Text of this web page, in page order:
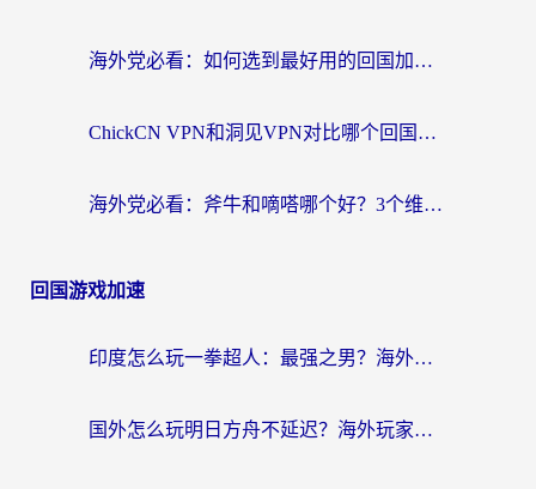
海外党必看：如何选到最好用的回国加速器？从节点到售后的全维度指南
ChickCN VPN和洞见VPN对比哪个回国效果更好？海外党亲测3款加速器+避坑指南
海外党必看：斧牛和嘀嗒哪个好？3个维度教你选对回国加速器
回国游戏加速
印度怎么玩一拳超人：最强之男？海外党国服游戏加速避坑指南
国外怎么玩明日方舟不延迟？海外玩家国服游戏加速终极指南（附DNF梦幻诛仙解决方案）